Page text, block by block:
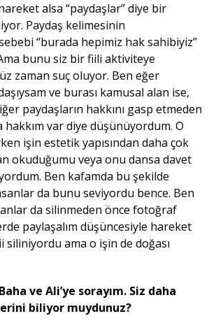
alsa “paydaşlar” diye bir
Paydaş kelimesinin
sebebi “burada hepimiz hak sahibiyiz”
bunu siz bir fiili aktiviteye
zaman suç oluyor. Ben eğer
ve burası kamusal alan ise,
paydaşların hakkını gasp etmeden
var diye düşünüyordum. O
işin estetik yapısından daha çok
okuduğumu veya onu dansa davet
Ben kafamda bu şekilde
da bunu seviyordu bence. Ben
da silinmeden önce fotoğraf
paylaşalım düşüncesiyle hareket
siliniyordu ama o işin de doğası
ve Ali’ye sorayım. Siz daha
biliyor muydunuz?